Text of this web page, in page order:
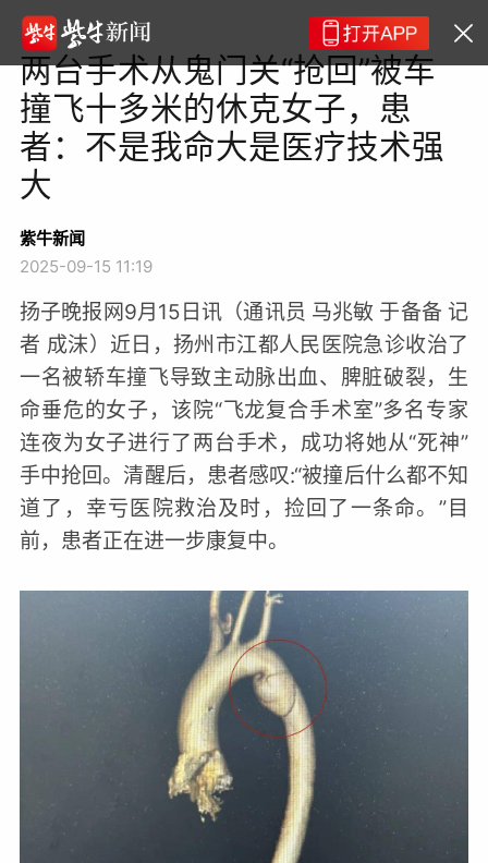
两台手术从鬼门关“抢回”被车
撞飞十多米的休克女子，患
者：不是我命大是医疗技术强
大
紫牛新闻
2025-09-15 11:19
扬子晚报网9月15日讯（通讯员 马兆敏 于备备 记
者 成沫）近日，扬州市江都人民医院急诊收治了
一名被轿车撞飞导致主动脉出血、脾脏破裂，生
命垂危的女子，该院“飞龙复合手术室”多名专家
连夜为女子进行了两台手术，成功将她从“死神”
手中抢回。清醒后，患者感叹:“被撞后什么都不知
道了，幸亏医院救治及时，捡回了一条命。”目
前，患者正在进一步康复中。